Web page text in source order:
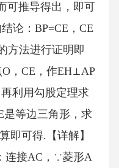
推导得出，即可
论：BP=CE，CE
方法进行证明即
，CE，作EH⊥AP
利用勾股定理求
等边三角形，求
即可得.【详解】
连接AC，∵菱形A